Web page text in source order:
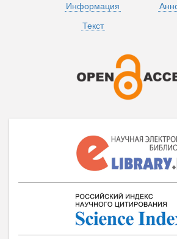
Информация
Текст